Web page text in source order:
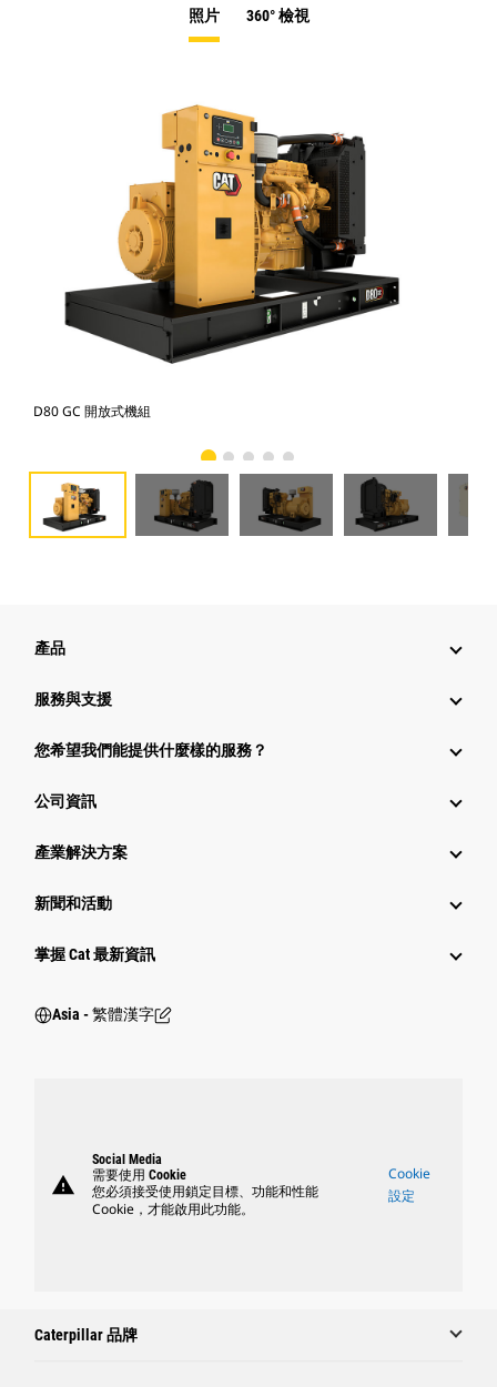
照片 360° 檢視
D80 GC 開放式機組
產品
服務與支援
您希望我們能提供什麼樣的服務？
公司資訊
產業解決方案
新聞和活動
掌握 Cat 最新資訊
Asia - 繁體漢字
warning
Social Media
需要使用 Cookie
您必須接受使用鎖定目標、功能和性能
Cookie，才能啟用此功能。
Cookie
設定
Caterpillar 品牌